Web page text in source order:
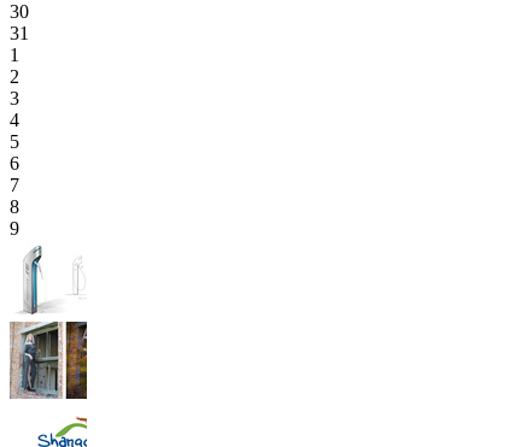
30
31
1
2
3
4
5
6
7
8
9